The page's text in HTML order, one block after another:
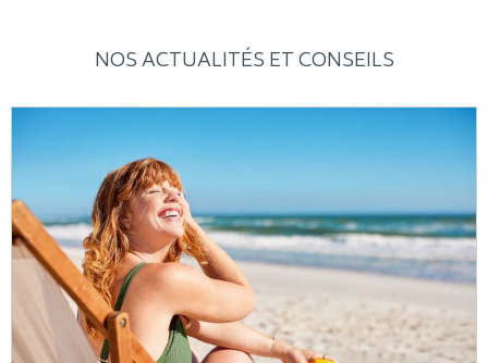
NOS ACTUALITÉS ET CONSEILS